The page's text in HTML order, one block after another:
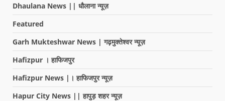
Dhaulana News || धौलाना न्यूज़
Featured
Garh Mukteshwar News | गढ़मुक्तेश्वर न्यूज़
Hafizpur । हाफिजपुर
Hafizpur News |। हाफिजपुर न्यूज़
Hapur City News || हापुड़ शहर न्यूज़